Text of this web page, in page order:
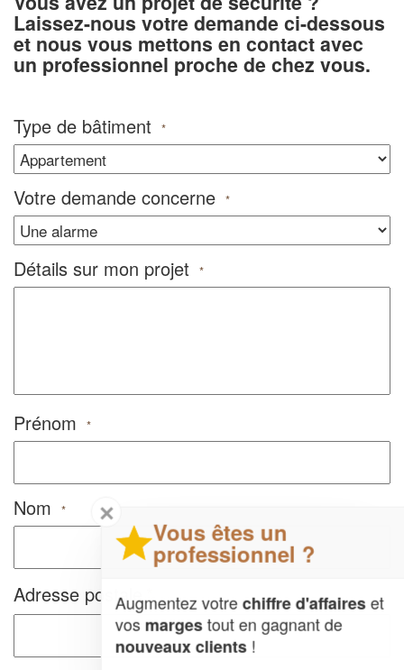
Laissez-nous votre demande ci-dessous
et nous vous mettons en contact avec
un professionnel proche de chez vous.
Type de bâtiment *
Votre demande concerne *
Détails sur mon projet *
Prénom *
Nom *
Adresse postale
✕
Vous êtes un
professionnel ?
Augmentez votrechiffre d'affaireset
vos margestout en gagnant de
nouveaux clients!